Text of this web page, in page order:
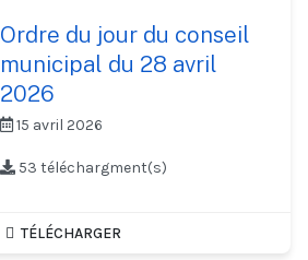
Ordre du jour du conseil
municipal du 28 avril
2026
15 avril 2026
53 téléchargment(s)
TÉLÉCHARGER